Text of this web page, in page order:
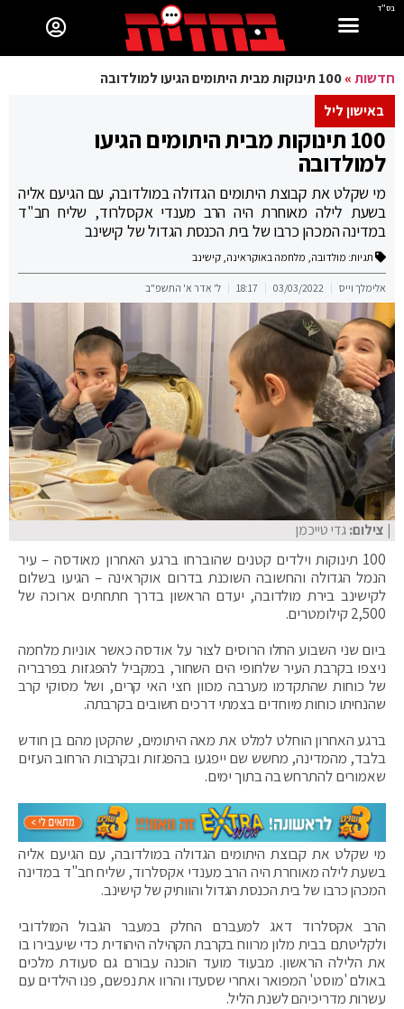
בס"ד
חדשות»100 תינוקות מבית היתומים הגיעו למולדובה
באישון ליל
100 תינוקות מבית היתומים הגיעו
למולדובה
מי שקלט את קבוצת היתומים הגדולה במולדובה, עם הגיעם אליה
בשעת לילה מאוחרת היה הרב מענדי אקסלרוד, שליח חב"ד
במדינה המכהן כרבו של בית הכנסת הגדול של קישינב
תגיות: מולדובה, מלחמה באוקראינה, קישינב
אלימלך וייס 03/03/2022
18:17 ל' אדר א' התשפ"ב
| צילום:גדי טייכמן
100 תינוקות וילדים קטנים שהוברחו ברגע האחרון מאודסה – עיר
הנמל הגדולה והחשובה השוכנת בדרום אוקראינה – הגיעו בשלום
לקישינב בירת מולדובה, יעדם הראשון בדרך חתחתים ארוכה של
2,500 קילומטרים.
ביום שני השבוע החלו הרוסים לצור על אודסה כאשר אוניות מלחמה
ניצפו בקרבת העיר שלחופי הים השחור, במקביל להפגזות בפרבריה
של כוחות שהתקדמו מערבה מכוון חצי האי קרים, ושל מסוקי קרב
שהנחיתו כוחות מיוחדים בצמתי דרכים חשובים בקרבתה.
ברגע האחרון הוחלט למלט את מאה היתומים, שהקטן מהם בן חודש
בלבד, מהמדינה, מחשש שם ייפגעו בהפגזות ובקרבות הרחוב העזים
שאמורים להתרחש בה בתוך ימים.
מי שקלט את קבוצת היתומים הגדולה במולדובה, עם הגיעם אליה
בשעת לילה מאוחרת היה הרב מענדי אקסלרוד, שליח חב"ד במדינה
המכהן כרבו של בית הכנסת הגדול והוותיק של קישינב.
הרב אקסלרוד דאג למעברם החלק במעבר הגבול המולדובי
ולקליטתם בבית מלון מרווח בקרבת הקהילה היהודית כדי שיעבירו בו
את הלילה הראשון. מבעוד מועד הוכנה עבורם גם סעודת מלכים
באולם 'מוסט' המפואר ואחרי שסעדו והרוו את נפשם, פנו הילדים עם
עשרות מדריכיהם לשנת הליל.